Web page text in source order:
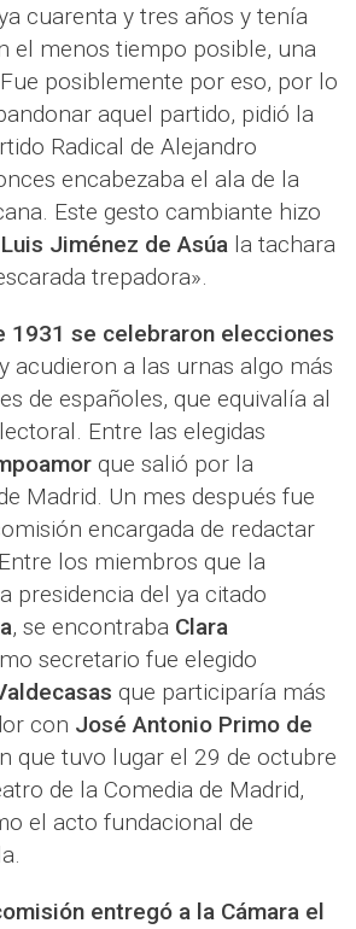
cuarenta y tres años y tenía
el menos tiempo posible, una
posiblemente por eso, por lo
aquel partido, pidió la
Radical de Alejandro
encabezaba el ala de la
Este gesto cambiante hizo
Luis Jiménez de Asúa la tachara
trepadora».
1931 se celebraron elecciones
y acudieron a las urnas algo más
de españoles, que equivalía al
Entre las elegidas
que salió por la
Madrid. Un mes después fue
encargada de redactar
los miembros que la
presidencia del ya citado
, se encontraba Clara
secretario fue elegido
que participaría más
con José Antonio Primo de
que tuvo lugar el 29 de octubre
de la Comedia de Madrid,
el acto fundacional de
entregó a la Cámara el